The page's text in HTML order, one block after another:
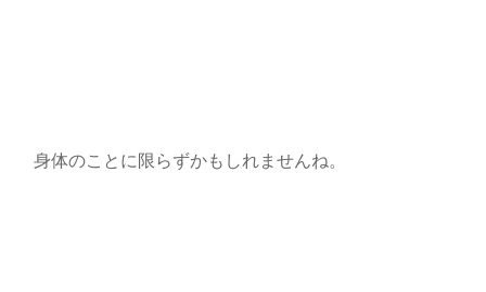
身体のことに限らずかもしれませんね。